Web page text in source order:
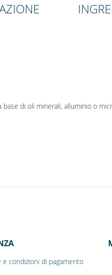
di oli minerali, alluminio o
e condizioni di pagamento